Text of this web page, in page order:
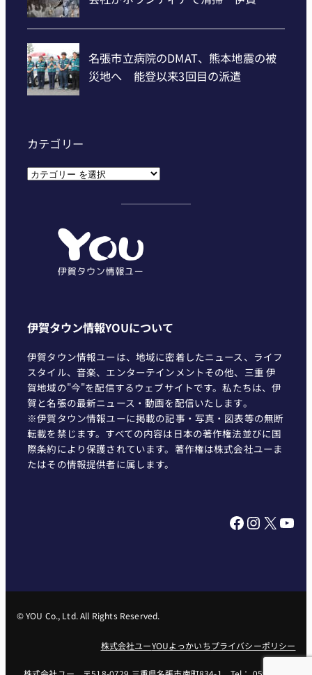
カテゴリー
カ
伊賀タウン情報YOUについて
伊賀タウン情報ユーは、地域に密着したニュース、ライフ
スタイル、音楽、エンターテインメントその他、三重 伊
賀地域の"今"を配信するウェブサイトです。私たちは、伊
賀と名張の最新ニュース・動画を配信いたします。
※伊賀タウン情報ユーに掲載の記事・写真・図表等の無断
転載を禁じます。すべての内容は日本の著作権法並びに国
際条約により保護されています。著作権は株式会社ユーま
たはその情報提供者に属します。
Facebook InstagramX YouTube
© YOU Co., Ltd. All Rights Reserved.
株式会社ユーYOUよっかいちプライバシーポリシー